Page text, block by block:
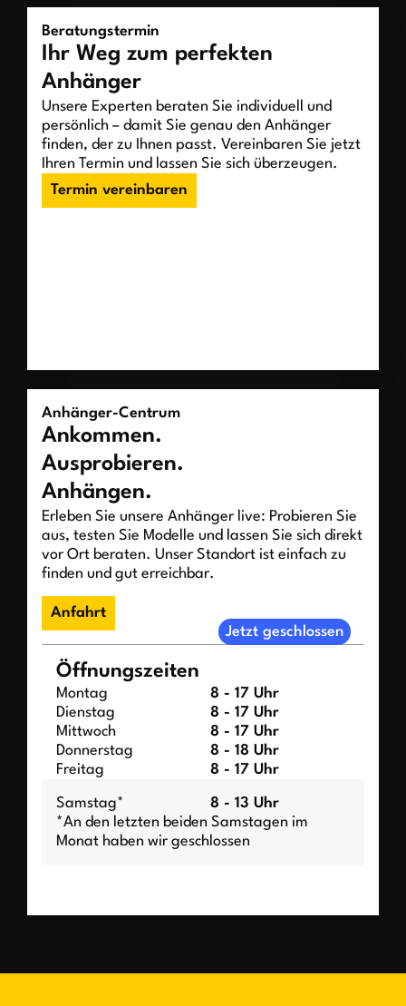
Beratungstermin
Ihr Weg zum perfekten
Anhänger
Unsere Experten beraten Sie individuell und
persönlich – damit Sie genau den Anhänger
finden, der zu Ihnen passt. Vereinbaren Sie jetzt
Ihren Termin und lassen Sie sich überzeugen.
Termin vereinbaren
Anhänger-Centrum
Ankommen.
Ausprobieren.
Anhängen.
Erleben Sie unsere Anhänger live: Probieren Sie
aus, testen Sie Modelle und lassen Sie sich direkt
vor Ort beraten. Unser Standort ist einfach zu
finden und gut erreichbar.
Anfahrt
Jetzt geschlossen
Öffnungszeiten
Montag
8 - 17 Uhr
Dienstag
8 - 17 Uhr
Mittwoch
8 - 17 Uhr
Donnerstag
8 - 18 Uhr
Freitag
8 - 17 Uhr
Samstag*
8 - 13 Uhr
*An den letzten beiden Samstagen im
Monat haben wir geschlossen